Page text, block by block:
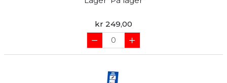
kr 249,00